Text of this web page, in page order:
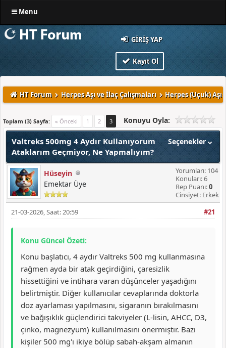
Menu
GIRIŞ YAP
Kayıt Ol
HT Forum Herpes Aşı ve İlaç Çalışmaları Herpes (Uçuk)
Toplam (3) Sayfa: « Önceki 1 2 3 Konuyu Oyla:
Seçenekler
Valtreks 500mg 4 Aydır Kullanıyorum
Ataklarım Geçmiyor, Ne Yapmalıyım?
Hüseyin
Emektar Üye
Yorumları: 104
Konuları: 6
Rep Puanı:0
Cinsiyet: Erkek
#21
21-03-2026, Saat: 20:59
Konu Güncel Özeti:
Konu başlatıcı, 4 aydır Valtreks 500 mg kullanmasına
rağmen ayda bir atak geçirdiğini, çaresizlik
hissettiğini ve intihara varan düşünceler yaşadığını
belirtmiştir. Diğer kullanıcılar cevaplarında doktorla
doz ayarlaması yapılmasını, sigaranın bırakılmasını
ve bağışıklık güçlendirici takviyeler (L-lisin, AHCC, D3,
çinko, magnezyum) kullanılmasını önermiştir. Bazı
kişiler 500 mg'ı ikiye bölüp sabah-akşam almanın